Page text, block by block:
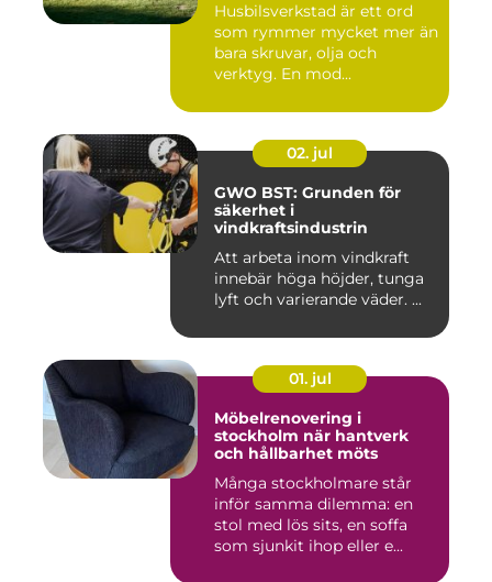
Husbilsverkstad är ett ord
som rymmer mycket mer än
bara skruvar, olja och
verktyg. En mod...
02. jul
GWO BST: Grunden för
säkerhet i
vindkraftsindustrin
Att arbeta inom vindkraft
innebär höga höjder, tunga
lyft och varierande väder. ...
01. jul
Möbelrenovering i
stockholm när hantverk
och hållbarhet möts
Många stockholmare står
inför samma dilemma: en
stol med lös sits, en soffa
som sjunkit ihop eller e...